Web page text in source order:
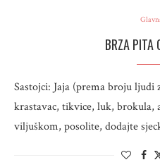
BRZA PITA
Sastojci: Jaja (prema broju ljudi
krastavac, tikvice, luk, brokula,
viljuškom, posolite, dodajte